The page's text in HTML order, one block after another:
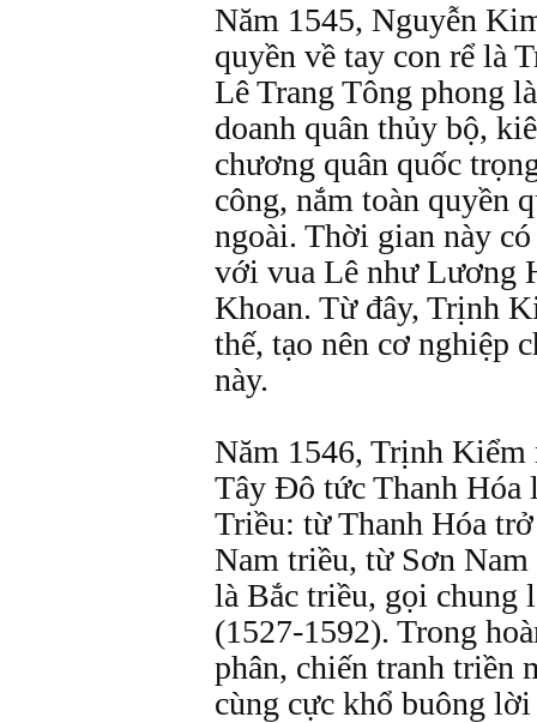
Năm 1545, Nguyễn
quyền về tay con rể là
Lê Trang Tông phong
doanh quân thủy bộ,
chương quân quốc
công, nắm toàn quyền
ngoài. Thời gian này
với vua Lê như Lương
Khoan. Từ đây, Trịnh
thế, tạo nên cơ nghiệp
này.
Năm 1546, Trịnh Kiểm
Tây Đô tức Thanh Hóa
Triều: từ Thanh Hóa
Nam triều, từ Sơn
là Bắc triều, gọi chung
(1527-1592). Trong
phân, chiến tranh triền
cùng cực khổ buông